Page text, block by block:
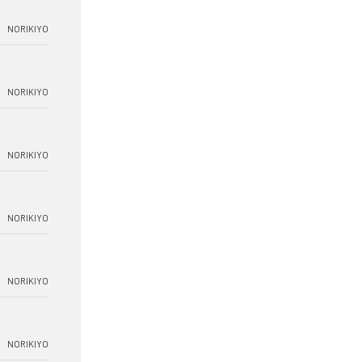
NORIKIYO
NORIKIYO
NORIKIYO
NORIKIYO
NORIKIYO
NORIKIYO